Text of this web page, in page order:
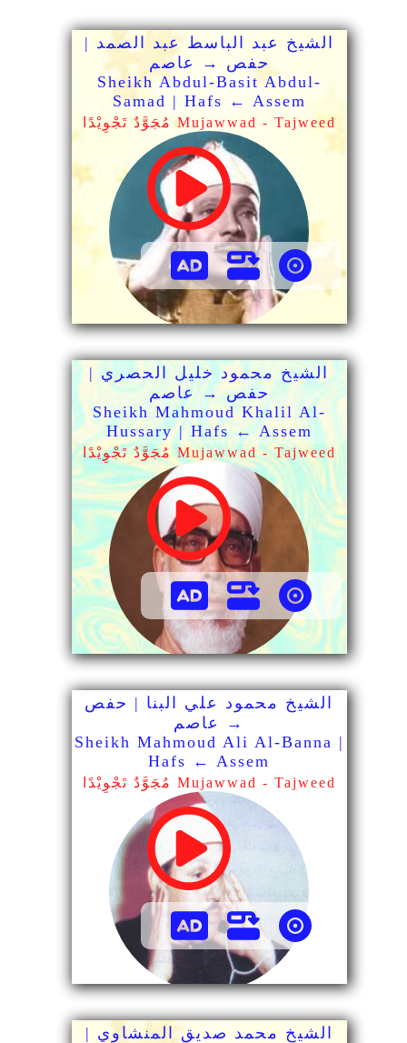
الشيخ عبد الباسط عبد الصمد |
حفص → عاصم
Sheikh Abdul-Basit Abdul-
Samad | Hafs ← Assem
مُجَوَّدٌ تَجْوِيْدًا Mujawwad - Tajweed
الشيخ محمود خليل الحصري |
حفص → عاصم
Sheikh Mahmoud Khalil Al-
Hussary | Hafs ← Assem
مُجَوَّدٌ تَجْوِيْدًا Mujawwad - Tajweed
الشيخ محمود علي البنا | حفص
→ عاصم
Sheikh Mahmoud Ali Al-Banna |
Hafs ← Assem
مُجَوَّدٌ تَجْوِيْدًا Mujawwad - Tajweed
الشيخ محمد صديق المنشاوي |